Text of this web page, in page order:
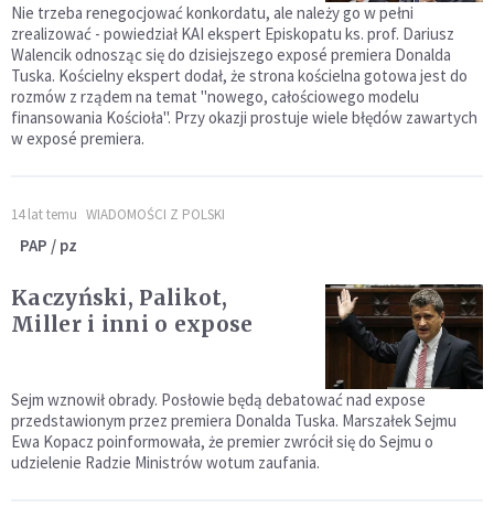
Nie trzeba renegocjować konkordatu, ale należy go w pełni
zrealizować - powiedział KAI ekspert Episkopatu ks. prof. Dariusz
Walencik odnosząc się do dzisiejszego exposé premiera Donalda
Tuska. Kościelny ekspert dodał, że strona kościelna gotowa jest do
rozmów z rządem na temat "nowego, całościowego modelu
finansowania Kościoła". Przy okazji prostuje wiele błędów zawartych
w exposé premiera.
14 lat temu WIADOMOŚCI Z POLSKI
PAP / pz
Kaczyński, Palikot,
Miller i inni o expose
Sejm wznowił obrady. Posłowie będą debatować nad expose
przedstawionym przez premiera Donalda Tuska. Marszałek Sejmu
Ewa Kopacz poinformowała, że premier zwrócił się do Sejmu o
udzielenie Radzie Ministrów wotum zaufania.